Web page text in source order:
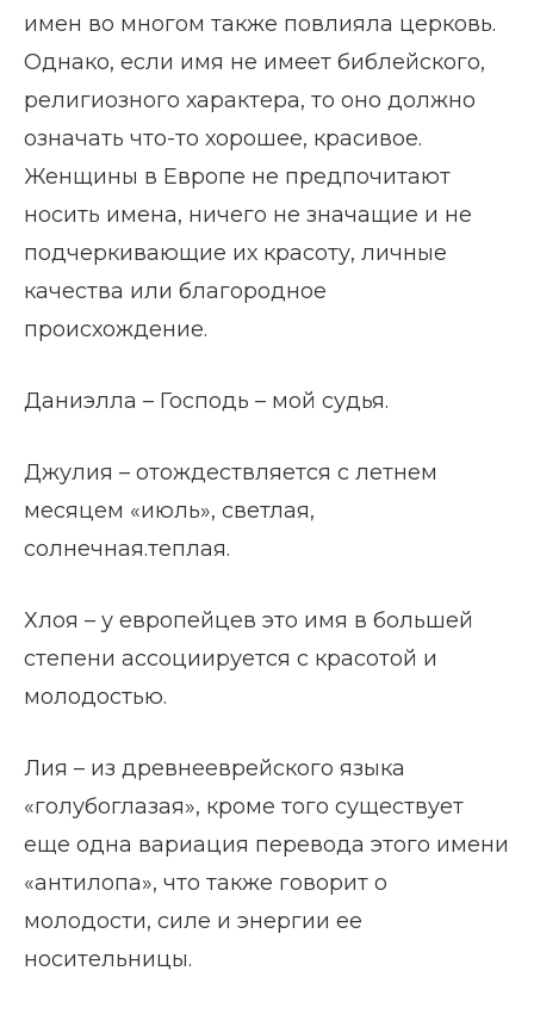
имен во многом также повлияла церковь.
Однако, если имя не имеет библейского,
религиозного характера, то оно должно
означать что-то хорошее, красивое.
Женщины в Европе не предпочитают
носить имена, ничего не значащие и не
подчеркивающие их красоту, личные
качества или благородное
происхождение.
Даниэлла – Господь – мой судья.
Джулия – отождествляется с летнем
месяцем «июль», светлая,
солнечная.теплая.
Хлоя – у европейцев это имя в большей
степени ассоциируется с красотой и
молодостью.
Лия – из древнееврейского языка
«голубоглазая», кроме того существует
еще одна вариация перевода этого имени
«антилопа», что также говорит о
молодости, силе и энергии ее
носительницы.